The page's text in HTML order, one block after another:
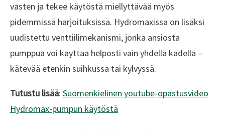
vasten ja tekee käytöstä miellyttävää myös
pidemmissä harjoituksissa. Hydromaxissa on lisäksi
uudistettu venttiilimekanismi, jonka ansiosta
pumppua voi käyttää helposti vain yhdellä kädellä –
kätevää etenkin suihkussa tai kylvyssä.
Tutustu lisää: Suomenkielinen youtube-opastusvideo
Hydromax-pumpun käytöstä